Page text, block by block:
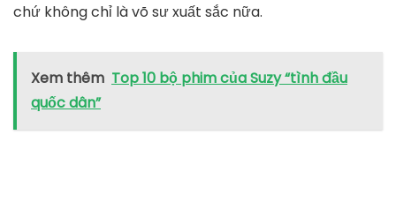
chứ không chỉ là võ sư xuất sắc nữa.
Xem thêm Top 10 bộ phim của Suzy “tình đầu
quốc dân”